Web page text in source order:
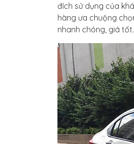
đích sử dụng của
hàng ưa chuộng
nhanh chóng, giá